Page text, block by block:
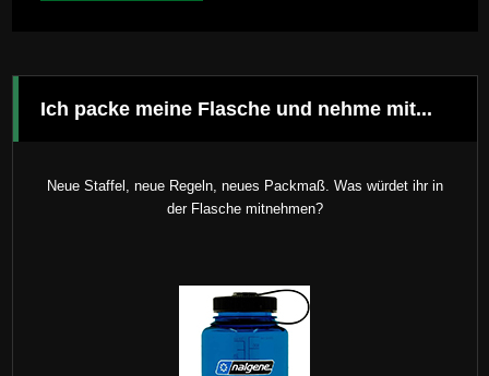
Ich packe meine Flasche und nehme mit...
Neue Staffel, neue Regeln, neues Packmaß. Was würdet ihr in
der Flasche mitnehmen?